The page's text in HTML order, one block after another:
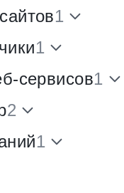
1
1
сервисов1
2
1